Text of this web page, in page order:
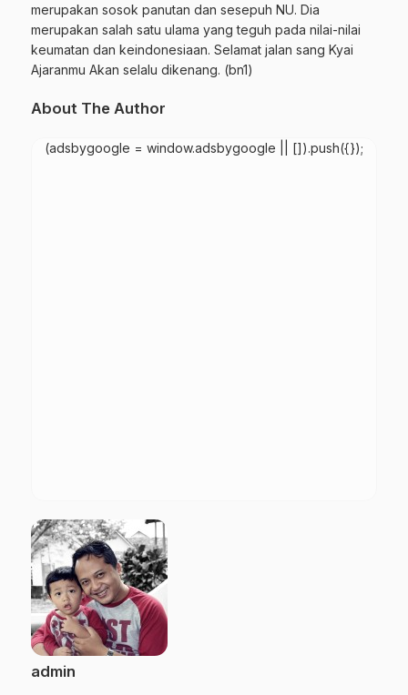
merupakan sosok panutan dan sesepuh NU. Dia
merupakan salah satu ulama yang teguh pada nilai-nilai
keumatan dan keindonesiaan. Selamat jalan sang Kyai
Ajaranmu Akan selalu dikenang. (bn1)
About The Author
(adsbygoogle = window.adsbygoogle || []).push({});
admin